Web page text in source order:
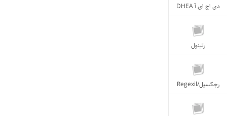
دی اچ ای آ DHEA
رتینول
رجکسیل/Regexil